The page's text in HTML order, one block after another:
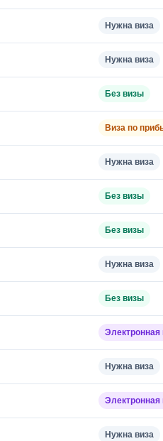
Нужна виза
Нужна виза
Без визы
Виза по
Нужна виза
Без визы
Без визы
Нужна виза
Без визы
Электронная
Нужна виза
Электронная
Нужна виза